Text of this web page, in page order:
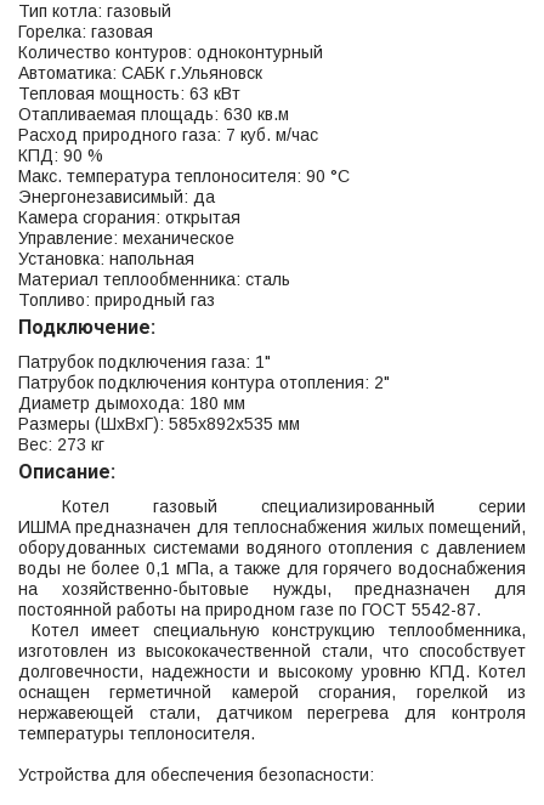
Тип котла: газовый
Горелка: газовая
Количество контуров: одноконтурный
Автоматика: САБК г.Ульяновск
Тепловая мощность: 63 кВт
Отапливаемая площадь: 630 кв.м
Расход природного газа: 7 куб. м/час
КПД: 90 %
Макс. температура теплоносителя: 90 °С
Энергонезависимый: да
Камера сгорания: открытая
Управление: механическое
Установка: напольная
Материал теплообменника: сталь
Топливо: природный газ
Подключение:
Патрубок подключения газа: 1"
Патрубок подключения контура отопления: 2"
Диаметр дымохода: 180 мм
Размеры (ШхВхГ): 585x892x535 мм
Вес: 273 кг
Описание:
Котел газовый специализированный серии
ИШМА предназначен для теплоснабжения жилых помещений,
оборудованных системами водяного отопления с давлением
воды не более 0,1 мПа, а также для горячего водоснабжения
на хозяйственно-бытовые нужды, предназначен для
постоянной работы на природном газе по ГОСТ 5542-87.
Котел имеет специальную конструкцию теплообменника,
изготовлен из высококачественной стали, что способствует
долговечности, надежности и высокому уровню КПД. Котел
оснащен герметичной камерой сгорания, горелкой из
нержавеющей стали, датчиком перегрева для контроля
температуры теплоносителя.
Устройства для обеспечения безопасности: